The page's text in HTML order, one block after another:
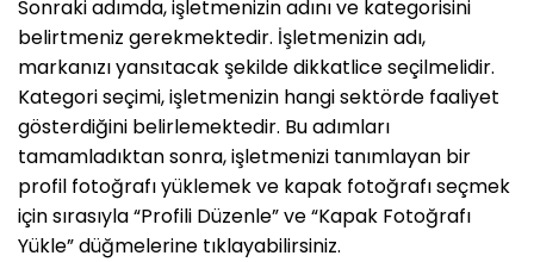
Sonraki adımda, işletmenizin adını ve kategorisini
belirtmeniz gerekmektedir. İşletmenizin adı,
markanızı yansıtacak şekilde dikkatlice seçilmelidir.
Kategori seçimi, işletmenizin hangi sektörde faaliyet
gösterdiğini belirlemektedir. Bu adımları
tamamladıktan sonra, işletmenizi tanımlayan bir
profil fotoğrafı yüklemek ve kapak fotoğrafı seçmek
için sırasıyla “Profili Düzenle” ve “Kapak Fotoğrafı
Yükle” düğmelerine tıklayabilirsiniz.